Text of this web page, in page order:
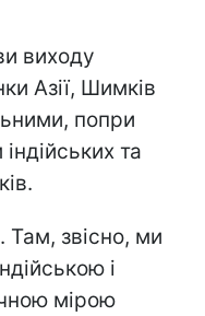
виходу
Азії, Шимків
попри
та
Там, звісно, ми
і
мірою